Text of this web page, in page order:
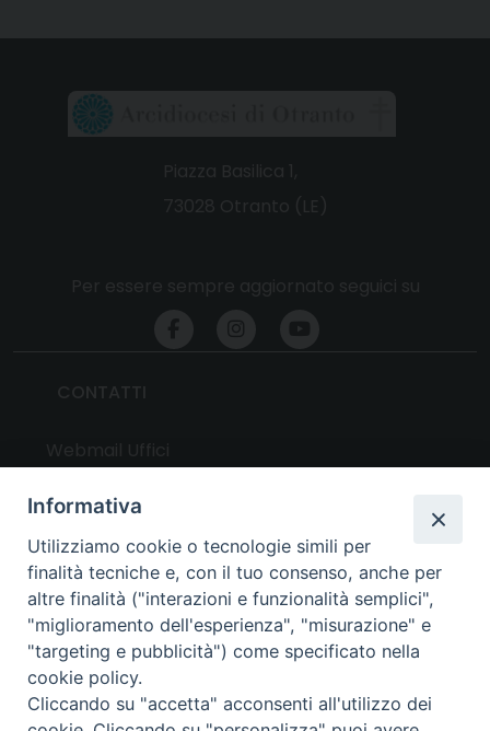
UTILITY
News
Altri articoli
Notizie nazionali
Download
Informativa
Utilizziamo cookie o tecnologie simili per
finalità tecniche e, con il tuo consenso, anche per
altre finalità ("interazioni e funzionalità semplici",
"miglioramento dell'esperienza", "misurazione" e
"targeting e pubblicità") come specificato nella
cookie policy.
Cliccando su "accetta" acconsenti all'utilizzo dei